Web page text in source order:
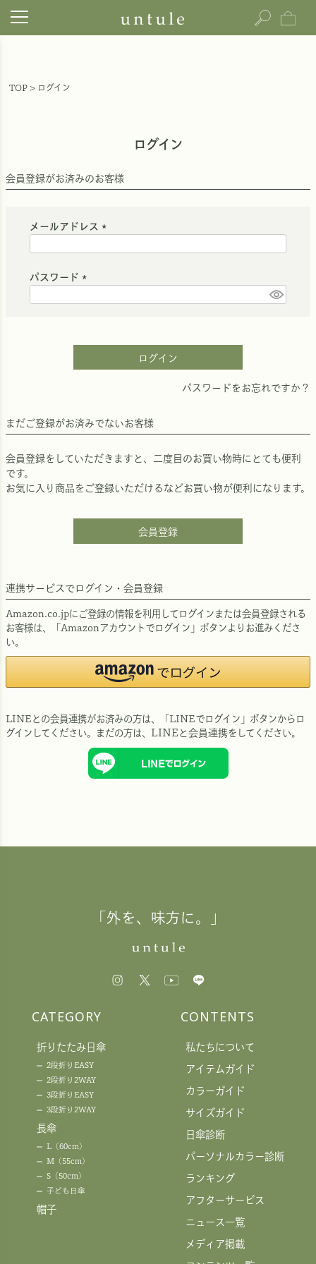
TOP ログイン
ログイン
会員登録がお済みのお客様
メールアドレス
)
パスワード
ログイン
パスワードをお忘れですか？
まだご登録がお済みでないお客様
会員登録をしていただきますと、二度目のお買い物時にとても便利
です。
お気に入り商品をご登録いただけるなどお買い物が便利になります。
会員登録
連携サービスでログイン・会員登録
Amazon.co.jpにご登録の情報を利用してログインまたは会員登録される
お客様は、「Amazonアカウントでログイン」ボタンよりお進みくださ
い。
LINEとの会員連携がお済みの方は、「LINEでログイン」ボタンからロ
グインしてください。まだの方は、 LINEと会員連携をしてください。
「外を、味方に。」
CATEGORY
折りたたみ日傘
2段折りEASY
2段折り2WAY
3段折りEASY
3段折り2WAY
長傘
L（60cm）
M（55cm）
S（50cm）
子ども日傘
帽子
CONTENTS
私たちについて
アイテムガイド
カラーガイド
サイズガイド
日傘診断
パーソナルカラー診断
ランキング
アフターサービス
ニュース一覧
メディア掲載